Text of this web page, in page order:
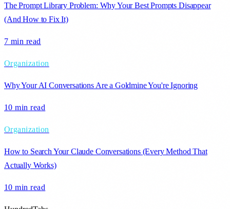
The Prompt Library Problem: Why Your Best Prompts Disappear
(And How to Fix It)
7 min read
Organization
Why Your AI Conversations Are a Goldmine You're Ignoring
10 min read
Organization
How to Search Your Claude Conversations (Every Method That
Actually Works)
10 min read